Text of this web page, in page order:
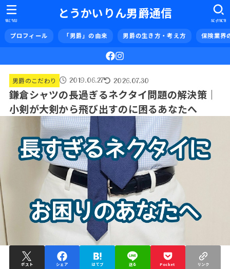
とうかいりん男爵通信
プロフィール 「男爵」の由来 男爵の生き方・考え方 保険業界
SEARCH
MENU
男爵のこだわり 2019.06.27 2026.07.30
鎌倉シャツの長過ぎるネクタイ問題の解決策｜
小剣が大剣から飛び出すのに困るあなたへ
ポスト シェア はてブ 送る Pocket リンク